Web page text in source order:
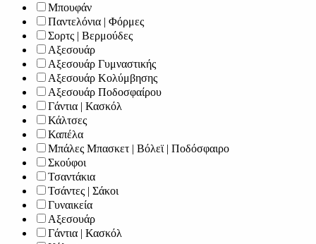
Μπουφάν
Παντελόνια | Φόρμες
Σορτς | Βερμούδες
Αξεσουάρ
Αξεσουάρ Γυμναστικής
Αξεσουάρ Κολύμβησης
Αξεσουάρ Ποδοσφαίρου
Γάντια | Κασκόλ
Κάλτσες
Καπέλα
Μπάλες Μπασκετ | Βόλεϊ | Ποδόσφαιρο
Σκούφοι
Τσαντάκια
Τσάντες | Σάκοι
Γυναικεία
Αξεσουάρ
Γάντια | Κασκόλ